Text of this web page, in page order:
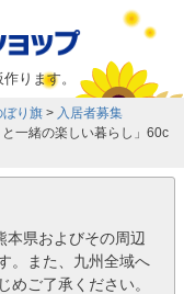
ります。
ぼり旗
入居者募集
一緒の楽しい暮らし」60c
県およびその周辺
。また、九州全域へ
めご了承ください。